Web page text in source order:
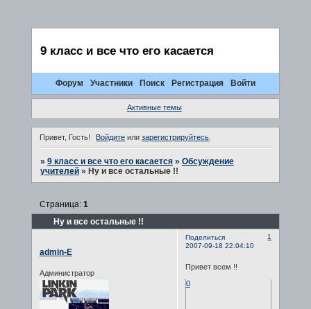
9 класс и все что его касается
Форум Участники Поиск Регистрация Войти
Активные темы
Привет, Гость! Войдите илизарегистрируйтесь.
» 9 класс и все что его касается » Обсуждение
учителей » Ну и все остальные !!
Ну и все остальные !!
Страница: 1
Поделиться
1
2007-09-18 22:04:10
admin-E
Администратор
Привет всем !!
0